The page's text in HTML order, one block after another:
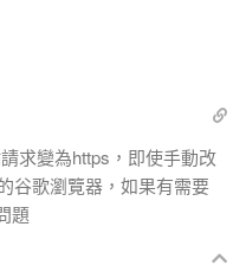
求變為https，即使手動改
谷歌瀏覽器，如果有需要
題